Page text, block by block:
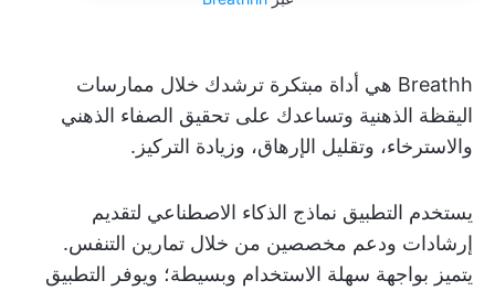
Breathh هي أداة مبتكرة ترشدك خلال ممارسات
اليقظة الذهنية وتساعدك على تحقيق الصفاء الذهني
والاسترخاء، وتقليل الإرهاق، وزيادة التركيز.
يستخدم التطبيق نماذج الذكاء الاصطناعي لتقديم
إرشادات ودعم مخصصين من خلال تمارين التنفس.
يتميز بواجهة سهلة الاستخدام وبسيطة؛ ويوفر التطبيق